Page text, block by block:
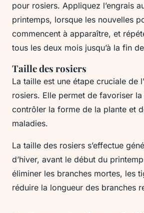
pour rosiers. Appliquez l’engrais
printemps, lorsque les nouvelles
commencent à apparaître, et
tous les deux mois jusqu’à la fin de
Taille des rosiers
La taille est une étape cruciale de
rosiers. Elle permet de favoriser
contrôler la forme de la plante et
maladies.
La taille des rosiers s’effectue
d’hiver, avant le début du
éliminer les branches mortes, les
réduire la longueur des branches